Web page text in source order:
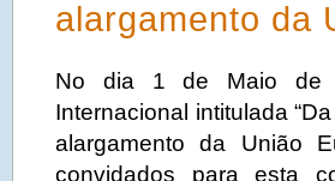
alargamento da
No dia 1 de Maio de
Internacional intitulada
alargamento da União
convidados para esta